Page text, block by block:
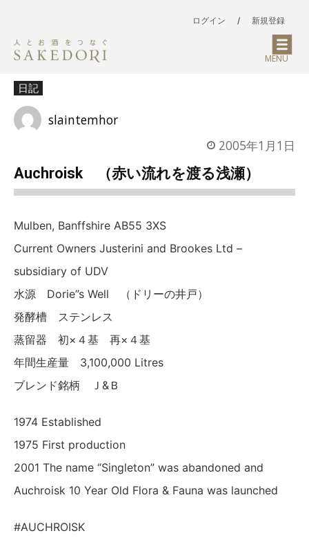
ログイン / 新規登録
MENU
日記
slaintemhor
2005年1月1日
Auchroisk （赤い流れを渡る浅瀬）
Mulben, Banffshire AB55 3XS
Current Owners Justerini and Brookes Ltd –
subsidiary of UDV
水源 Dorie”s Well （ドリーの井戸）
発酵槽 ステンレス
蒸留器 初×４基 再×４基
年間生産量 3,100,000 Litres
ブレンド銘柄 Ｊ&Ｂ
1974 Established
1975 First production
2001 The name “Singleton” was abandoned and
Auchroisk 10 Year Old Flora & Fauna was launched
#AUCHROISK